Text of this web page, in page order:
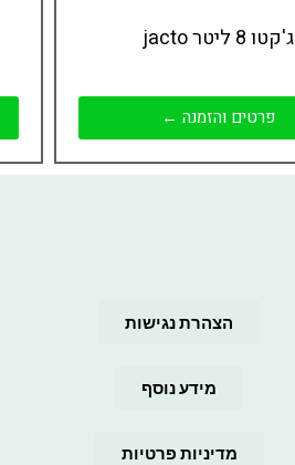
ג'קטו 8 ליטר jacto
פרטים והזמנה ←
הצהרת נגישות
מידע נוסף
מדיניות פרטיות